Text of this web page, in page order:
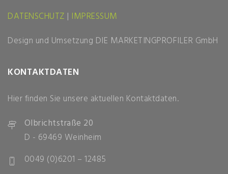
DATENSCHUTZ | IMPRESSUM
Design und Umsetzung DIE MARKETINGPROFILER GmbH
KONTAKTDATEN
Hier finden Sie unsere aktuellen Kontaktdaten.
Olbrichtstraße 20
D - 69469 Weinheim
0049 (0)6201 – 12485